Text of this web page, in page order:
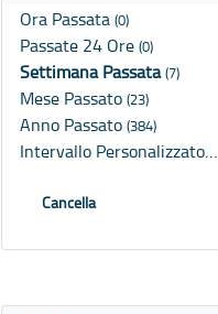
Ora Passata (0)
Passate 24 Ore (0)
Settimana Passata(7)
Mese Passato (23)
Anno Passato (384)
Intervallo Personalizzato…
Cancella